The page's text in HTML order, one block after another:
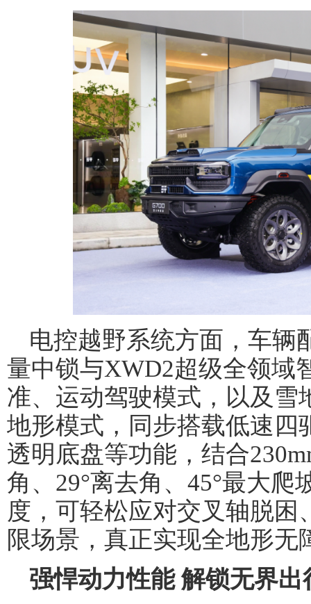
电控越野系统方面，车辆
量中锁与XWD2超级全领域
准、运动驾驶模式，以及雪
地形模式，同步搭载低速四
透明底盘等功能，结合
角、29°离去角、45°最大爬
度，可轻松应对交叉轴脱
限场景，真正实现全地形无
强悍动力性能 解锁无界出